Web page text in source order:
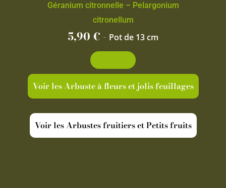
Géranium citronnelle – Pelargonium
citronellum
5,90€ - Pot de 13 cm
Voir les Arbuste à fleurs et jolis feuillages
Voir les Arbustes fruitiers et Petits fruits